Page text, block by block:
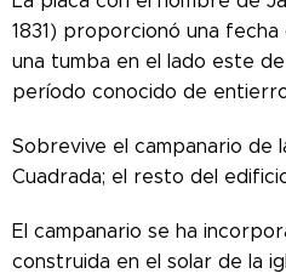
1831) proporcionó una
una tumba en el lado este
período conocido de
Sobrevive el campanario de
Cuadrada; el resto del
El campanario se ha
construida en el solar de la